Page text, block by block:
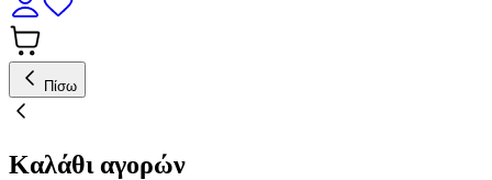
Πίσω
Καλάθι αγορών